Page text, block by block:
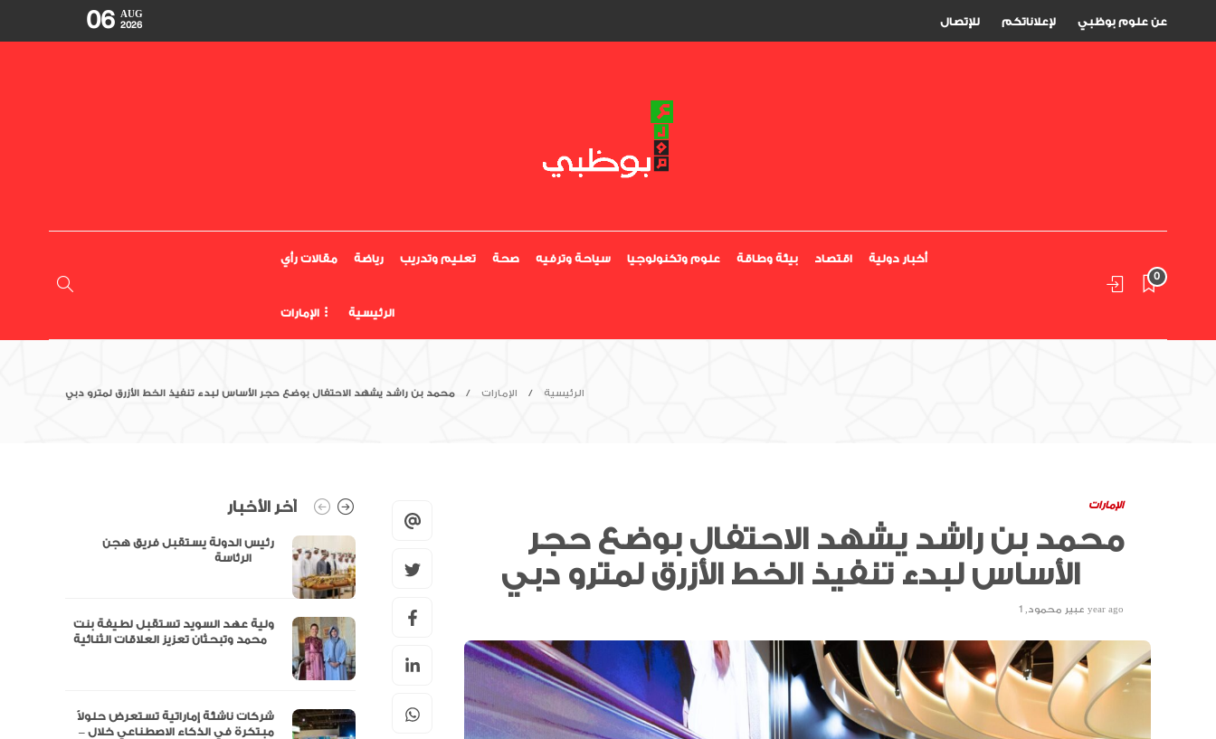
للإتصال لإعلاناتكم عن علوم بوظبي 06 AUG
2026
مقالات رأي رياضة تعليم وتدريب صحة سياحة وترفيه علوم وتكنولوجيا بيئة وطاقة اقتصاد أخبار دولية
الإمارات الرئيسية
0
الرئيسية الإمارات محمد بن راشد يشهد الاحتفال بوضع حجر الأساس لبدء تنفيذ الخط الأزرق لمترو دبي
الإمارات
محمد بن راشد يشهد الاحتفال بوضع حجر
الأساس لبدء تنفيذ الخط الأزرق لمترو دبي
عبير محمود, 1 year ago
آخر الأخبار
رئيس الدولة يستقبل فريق هجن
ولية عهد السويد تستقبل لطيفة بنت
شركات ناشئة إماراتية تستعرض حلولاً
مبتكرة في الذكاء الاصطناعي خلال –
سوق دبي المالي يحصل على اعتراف
هيئة الرقابة على الأسواق المالية
السويسرية كمنصة تداول أجنبية
“فورسايت” مرحلة التشغيل الكامل
للرخصة المصرفية من المصرف